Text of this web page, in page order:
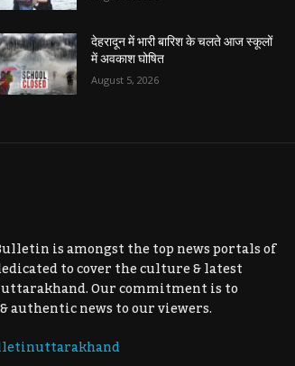
देहरादून में भारी बारिश के चलते आज स्कूलों
में अवकाश घोषित
August 5, 2026
is amongst the top news portals of
to cover the culture & latest
Our commitment is to
authentic news to our viewers.